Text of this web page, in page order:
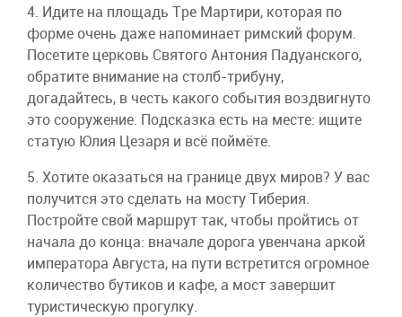
4. Идите на площадь Тре Мартири, которая по
форме очень даже напоминает римский форум.
Посетите церковь Святого Антония Падуанского,
обратите внимание на столб-трибуну,
догадайтесь, в честь какого события воздвигнуто
это сооружение. Подсказка есть на месте: ищите
статую Юлия Цезаря и всё поймёте.
5. Хотите оказаться на границе двух миров? У вас
получится это сделать на мосту Тиберия.
Постройте свой маршрут так, чтобы пройтись от
начала до конца: вначале дорога увенчана аркой
императора Августа, на пути встретится огромное
количество бутиков и кафе, а мост завершит
туристическую прогулку.